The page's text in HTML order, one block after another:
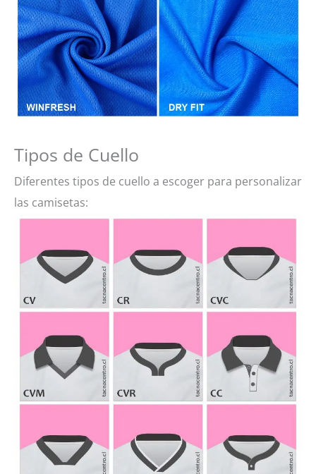
Tipos de Cuello
Diferentes tipos de cuello a escoger para personalizar
las camisetas: